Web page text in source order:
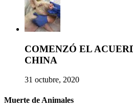
COMENZÓ EL
CHINA
31 octubre, 2020
Muerte de Animales